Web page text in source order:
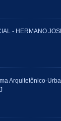
- HERMANO
Arquitetônico-